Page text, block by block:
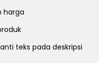
harga
teks pada deskripsi